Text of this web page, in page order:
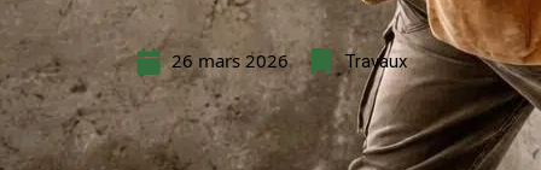
26 mars 2026 Travaux